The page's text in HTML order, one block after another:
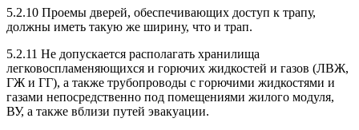
5.2.10 Проемы дверей, обеспечивающих доступ к трапу,
должны иметь такую же ширину, что и трап.
5.2.11 Не допускается располагать хранилища
легковоспламеняющихся и горючих жидкостей и газов (ЛВЖ,
ГЖ и ГГ), а также трубопроводы с горючими жидкостями и
газами непосредственно под помещениями жилого модуля,
ВУ, а также вблизи путей эвакуации.